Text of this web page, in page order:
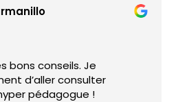
Je
!